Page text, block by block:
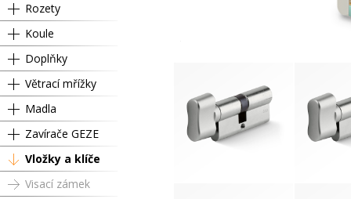
Rozety
Koule
Doplňky
Větrací mřížky
Madla
Zavírače GEZE
Vložky a klíče
Visací zámek